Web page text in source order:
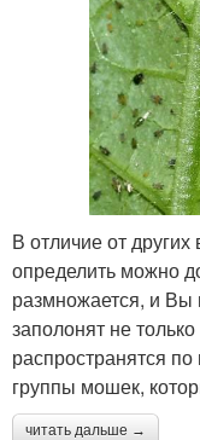
В отличие от
определить можно
размножается, и Вы
заполонят не
распространятся
группы мошек,
читать дальше →